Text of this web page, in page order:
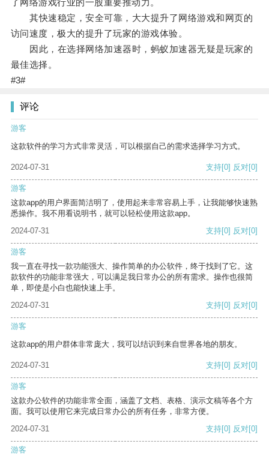
了网络游戏行业的一股重要推动力。
其快速稳定，安全可靠，大大提升了网络游戏和网页的
访问速度，极大的提升了玩家的游戏体验。
因此，在选择网络加速器时，蚂蚁加速器无疑是玩家的
最佳选择。
#3#
评论
游客
这款软件的学习方式非常灵活，可以根据自己的需求选择学习方式。
2024-07-31 支持[0] 反对[0]
游客
这款app的用户界面简洁明了，使用起来非常容易上手，让我能够快速熟
悉操作。我不用看说明书，就可以轻松使用这款app。
2024-07-31
支持[0] 反对[0]
游客
我一直在寻找一款功能强大、操作简单的办公软件，终于找到了它。这
款软件的功能非常强大，可以满足我日常办公的所有需求。操作也很简
单，即使是小白也能快速上手。
2024-07-31
支持[0] 反对[0]
游客
这款app的用户群体非常庞大，我可以结识到来自世界各地的朋友。
2024-07-31 支持[0] 反对[0]
游客
这款办公软件的功能非常全面，涵盖了文档、表格、演示文稿等各个方
面。我可以使用它来完成日常办公的所有任务，非常方便。
2024-07-31
支持[0] 反对[0]
游客